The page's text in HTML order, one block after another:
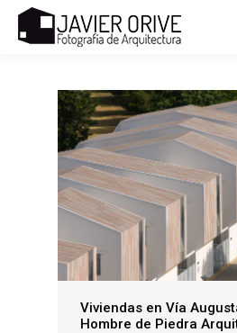
Viviendas en Vía
Hombre de Piedra